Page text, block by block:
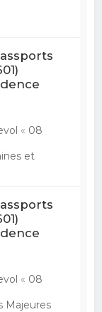
« 08
et
« 08
Majeures